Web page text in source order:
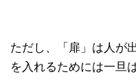
ただし、「扉」は人が
を入れるためには一旦